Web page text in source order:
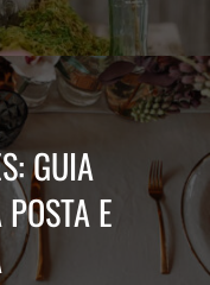
GUIA
E